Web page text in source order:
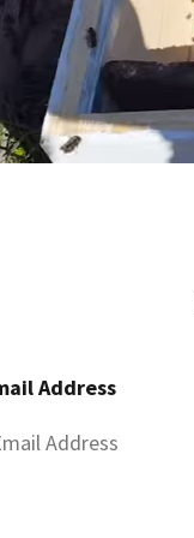
Address